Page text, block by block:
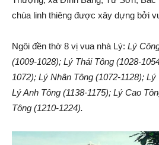
chùa linh thiêng được xây dựng bởi
Ngôi đền thờ 8 vị vua nhà Lý: Lý
(1009-1028); Lý Thái Tông (1028-
1072); Lý Nhân Tông (1072-1128);
Lý Anh Tông (1138-1175); Lý Cao
Tông (1210-1224).